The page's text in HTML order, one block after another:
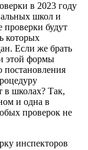
в 2023 году
школ и
проверки будут
которых
Если же брать
этой формы
постановления
в школах? Так,
и одна в
проверок не
инспекторов